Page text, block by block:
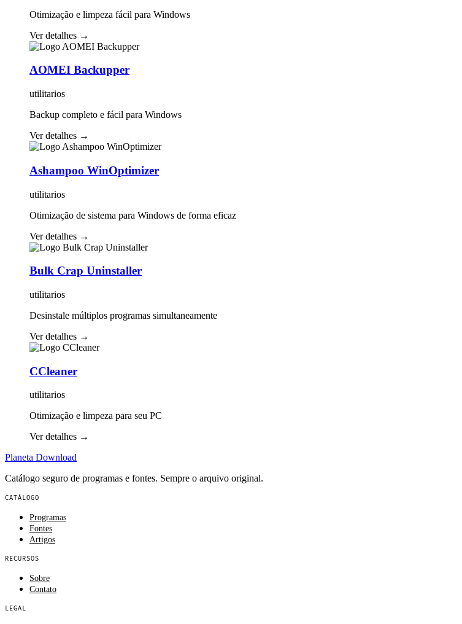
Otimização e limpeza fácil para Windows
Ver detalhes →
AOMEI Backupper
utilitarios
Backup completo e fácil para Windows
Ver detalhes →
Ashampoo WinOptimizer
utilitarios
Otimização de sistema para Windows de forma eficaz
Ver detalhes →
Bulk Crap Uninstaller
utilitarios
Desinstale múltiplos programas simultaneamente
Ver detalhes →
CCleaner
utilitarios
Otimização e limpeza para seu PC
Ver detalhes →
Planeta Download
Catálogo seguro de programas e fontes. Sempre o arquivo original.
CATÁLOGO
Programas
Fontes
Artigos
RECURSOS
Sobre
Contato
LEGAL